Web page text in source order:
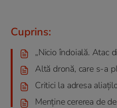
Cuprins:
„Nicio îndoială. Atac
Altă dronă, care s-a
Critici la adresa
Menține cererea de